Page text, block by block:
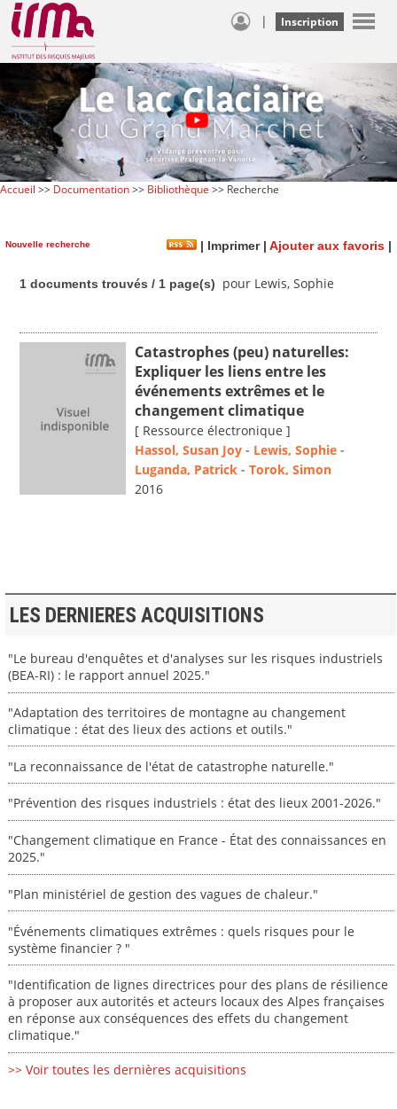
| Inscription
Accueil >> Documentation>> Bibliothèque >> Recherche
Nouvelle recherche | Imprimer| Ajouter aux favoris |
1 documents trouvés / 1 page(s) pour Lewis, Sophie
Catastrophes (peu) naturelles:
Expliquer les liens entre les
événements extrêmes et le
changement climatique
[ Ressource électronique ]
Hassol, Susan Joy - Lewis, Sophie -
Luganda, Patrick - Torok, Simon
2016
LES DERNIERES ACQUISITIONS
"Le bureau d'enquêtes et d'analyses sur les risques industriels
(BEA-RI) : le rapport annuel 2025."
"Adaptation des territoires de montagne au changement
climatique : état des lieux des actions et outils."
"La reconnaissance de l'état de catastrophe naturelle."
"Prévention des risques industriels : état des lieux 2001-2026."
"Changement climatique en France - État des connaissances en
2025."
"Plan ministériel de gestion des vagues de chaleur."
"Événements climatiques extrêmes : quels risques pour le
système financier ? "
"Identification de lignes directrices pour des plans de résilience
à proposer aux autorités et acteurs locaux des Alpes françaises
en réponse aux conséquences des effets du changement
climatique."
>> Voir toutes les dernières acquisitions